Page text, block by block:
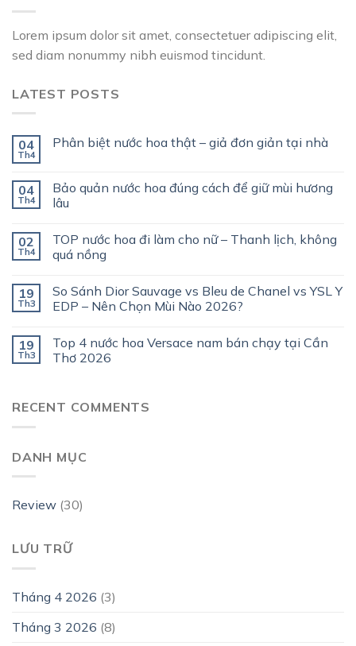
Lorem ipsum dolor sit amet, consectetuer adipiscing elit,
sed diam nonummy nibh euismod tincidunt.
LATEST POSTS
04
Th4
Phân biệt nước hoa thật – giả đơn giản tại nhà
04
Th4
Bảo quản nước hoa đúng cách để giữ mùi hương
lâu
02
Th4
TOP nước hoa đi làm cho nữ – Thanh lịch, không
quá nồng
19
Th3
So Sánh Dior Sauvage vs Bleu de Chanel vs YSL Y
EDP – Nên Chọn Mùi Nào 2026?
19
Th3
Top 4 nước hoa Versace nam bán chạy tại Cần
Thơ 2026
RECENT COMMENTS
DANH MỤC
Review (30)
LƯU TRỮ
Tháng 4 2026 (3)
Tháng 3 2026 (8)